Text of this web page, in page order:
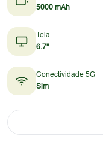
5000 mAh
Tela
6.7"
Conectividade 5G
Sim